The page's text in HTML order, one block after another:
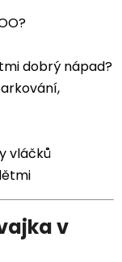
dobrý nápad?
vláčků
v